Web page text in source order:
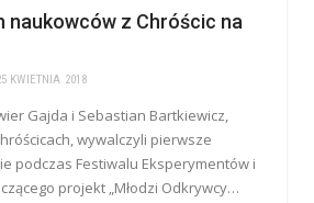
naukowców z Chróścic na
KWIETNIA 2018
Gajda i Sebastian Bartkiewicz,
wywalczyli pierwsze
podczas Festiwalu Eksperymentów i
projekt „Młodzi Odkrywcy…